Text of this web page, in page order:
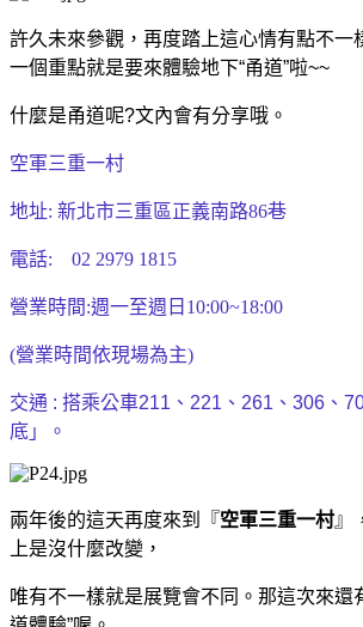
許久未來參觀，再度踏上這心情有點不一
一個重點就是要來體驗地下“甬道”啦~~
什麼是甬道呢?文內會有分享哦。
空軍三重一村
地址: 新北市三重區正義南路86巷
電話: 02 2979 1815
營業時間:週一至週日10:00~18:00
(營業時間依現場為主)
交通 : 搭乘公車211、221、261、306、
底」。
兩年後的這天再度來到 『空軍三重一村』
上是沒什麼改變，
唯有不一樣就是展覽會不同。那這次來還